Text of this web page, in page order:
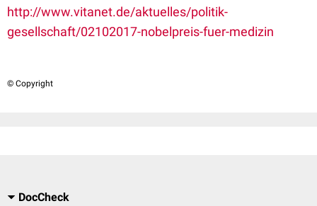
http://www.vitanet.de/aktuelles/politik-
gesellschaft/02102017-nobelpreis-fuer-medizin
© Copyright
DocCheck